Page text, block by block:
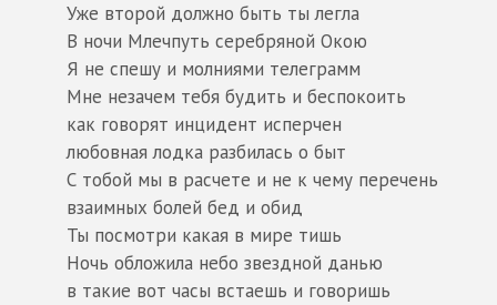
Уже второй должно быть ты легла
В ночи Млечпуть серебряной Окою
Я не спешу и молниями телеграмм
Мне незачем тебя будить и беспокоить
как говорят инцидент исперчен
любовная лодка разбилась о быт
С тобой мы в расчете и не к чему перечень
взаимных болей бед и обид
Ты посмотри какая в мире тишь
Ночь обложила небо звездной данью
в такие вот часы встаешь и говоришь